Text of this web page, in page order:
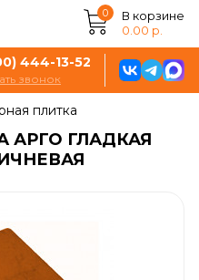
0
В корзине
0.00 р.
444-13-52
звонок
плитка
АРГО ГЛАДКАЯ